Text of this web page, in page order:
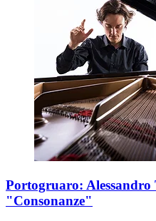
Portogruaro: Alessandro
"Consonanze"